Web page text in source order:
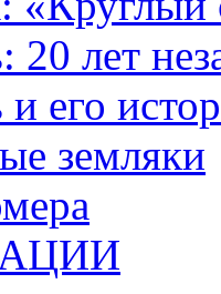
20 лет
его
земляки